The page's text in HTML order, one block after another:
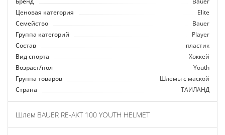
Ценовая категория
Elite
Семейство
Bauer
Группа категорий
Player
Состав
пластик
Вид спорта
Хоккей
Возраст/пол
Youth
Группа товаров
Шлемы с маской
Страна
ТАИЛАНД
Шлем BAUER RE-AKT 100 YOUTH HELMET